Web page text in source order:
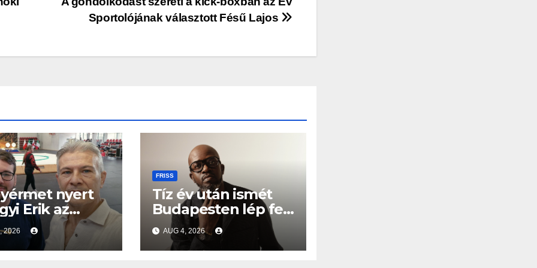
Sportolójának választott Fésű Lajos
nyert
Erik az
kupán
2026
FRISS
Tíz év után ismét
Budapesten lép fel
a Grammy-díjas
világsztár
AUG 4, 2026